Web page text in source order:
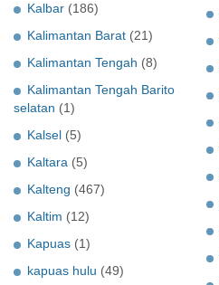
Kalbar (186)
Kalimantan Barat (21)
Kalimantan Tengah (8)
Kalimantan Tengah Barito
selatan (1)
Kalsel (5)
Kaltara (5)
Kalteng (467)
Kaltim (12)
Kapuas (1)
kapuas hulu (49)